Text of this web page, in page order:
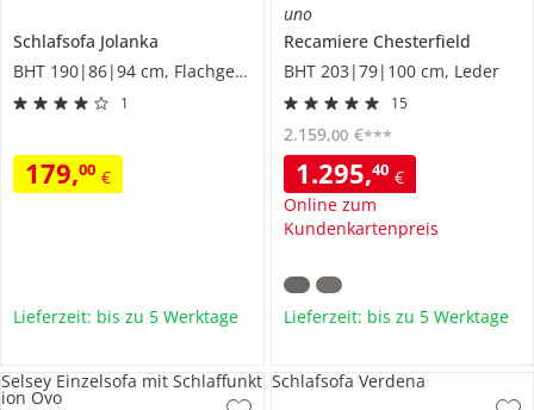
Schlafsofa Jolanka
BHT 190|86|94 cm, Flachgewebe
1
179,00 €
Lieferzeit: bis zu 5 Werktage
uno
Recamiere Chesterfield
BHT 203|79|100 cm, Leder
15
1.295,40 €
Online zum
Kundenkartenpreis
2.159,00 €***
Lieferzeit: bis zu 5 Werktage
Selsey Einzelsofa mit Schlaffunkt
ion Ovo
Schlafsofa Verdena